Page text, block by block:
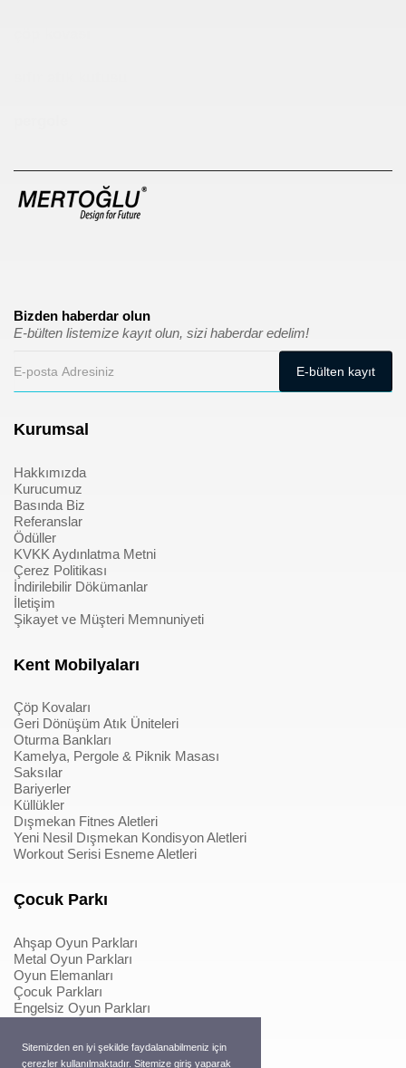
Sitemizden en iyi şekilde faydalanabilmeniz için
çerezler kullanılmaktadır. Sitemize giriş yaparak
Bizden haberdar olun
E-bülten listemize kayıt olun, sizi haberdar edelim!
Kurumsal
Hakkımızda
Kurucumuz
Basında Biz
Referanslar
Ödüller
KVKK Aydınlatma Metni
Çerez Politikası
İndirilebilir Dökümanlar
İletişim
Şikayet ve Müşteri Memnuniyeti
Kent Mobilyaları
Çöp Kovaları
Geri Dönüşüm Atık Üniteleri
Oturma Bankları
Kamelya, Pergole & Piknik Masası
Saksılar
Bariyerler
Küllükler
Dışmekan Fitnes Aletleri
Yeni Nesil Dışmekan Kondisyon Aletleri
Workout Serisi Esneme Aletleri
Çocuk Parkı
Ahşap Oyun Parkları
Metal Oyun Parkları
Oyun Elemanları
Çocuk Parkları
Engelsiz Oyun Parkları
Oyun Elemanları
Metal Konstrüksiyonlu İpli Tırmanmalar